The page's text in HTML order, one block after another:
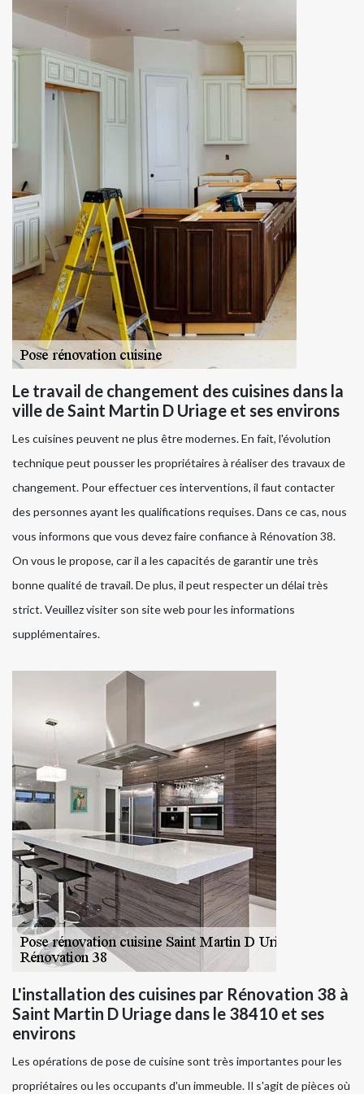
Le travail de changement des cuisines dans la
ville de Saint Martin D Uriage et ses environs
Les cuisines peuvent ne plus être modernes. En fait, l'évolution
technique peut pousser les propriétaires à réaliser des travaux de
changement. Pour effectuer ces interventions, il faut contacter
des personnes ayant les qualifications requises. Dans ce cas, nous
vous informons que vous devez faire confiance à Rénovation 38.
On vous le propose, car il a les capacités de garantir une très
bonne qualité de travail. De plus, il peut respecter un délai très
strict. Veuillez visiter son site web pour les informations
supplémentaires.
L'installation des cuisines par Rénovation 38 à
Saint Martin D Uriage dans le 38410 et ses
environs
Les opérations de pose de cuisine sont très importantes pour les
propriétaires ou les occupants d'un immeuble. Il s'agit de pièces où